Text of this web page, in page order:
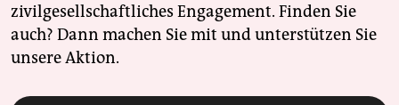
zivilgesellschaftliches Engagement. Finden Sie
auch? Dann machen Sie mit und unterstützen Sie
unsere Aktion.